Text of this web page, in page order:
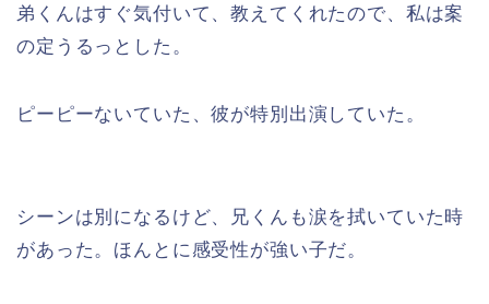
弟くんはすぐ気付いて、教えてくれたので、私は案
の定うるっとした。
ピーピーないていた、彼が特別出演していた。
シーンは別になるけど、兄くんも涙を拭いていた時
があった。ほんとに感受性が強い子だ。